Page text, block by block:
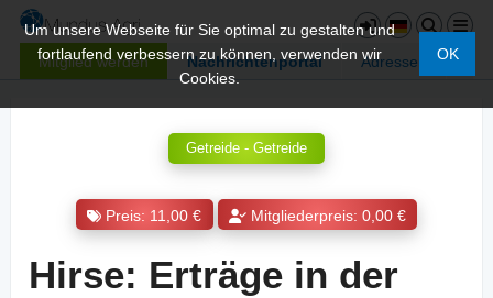
Mitglied werden Nachrichtenportal Adressen
Um unsere Webseite für Sie optimal zu gestalten und
fortlaufend verbessern zu können, verwenden wir
Cookies.
OK
Getreide - Getreide
Preis: 11,00 € Mitgliederpreis: 0,00 €
Hirse: Erträge in der